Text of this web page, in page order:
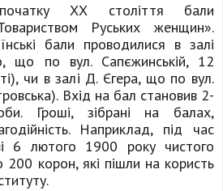
ХХ століття бали
Руських женщин».
бали проводилися в залі
що по вул. Сапєжинській, 12
чи в залі Д. Єгера, що по вул.
Вхід на бал становив 2-
Гроші, зібрані на балах,
Наприклад, під час
6 лютого 1900 року чистого
корон, які пішли на користь